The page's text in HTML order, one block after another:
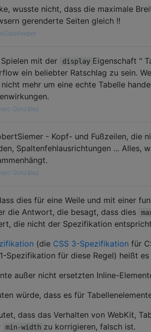
wusste nicht, dass die maximale
gerenderte Seiten gleich !!
mit der display Eigenschaft "
ein beliebter Ratschlag zu sein.
mehr um eine echte Tabelle
González
- Kopf- und Fußzeilen, die
Spaltenfehlausrichtungen ... Alles,
González
dies für eine Weile und mit einer
die Antwort, die besagt, dass dies
die nicht der Spezifikation
(die CSS 3-Spezifikation für
Spezifikation für diese Regel) heißt
außer nicht ersetzten Inline-
würde, dass es für
dass das Verhalten von WebKit,
min-width zu korrigieren, falsch ist.